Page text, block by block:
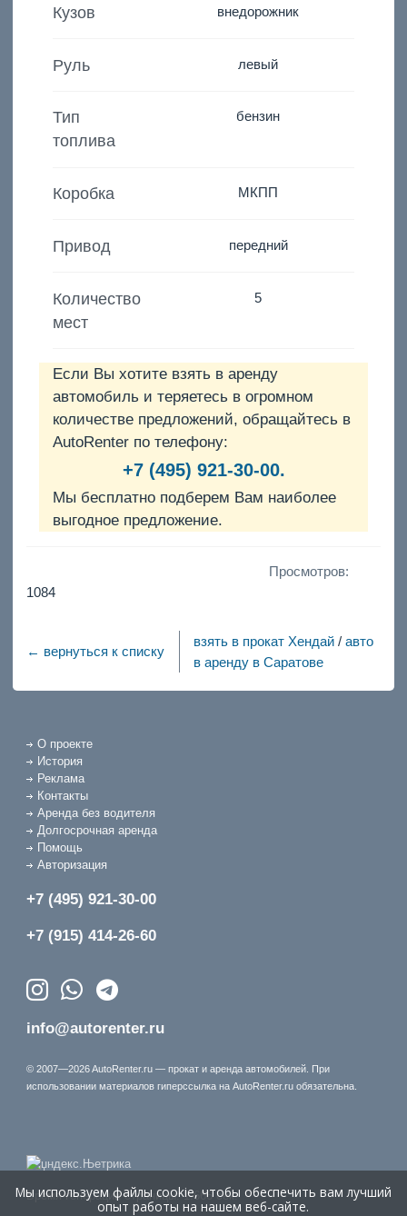
Кузов внедорожник
Руль левый
Тип
топлива
бензин
Коробка МКПП
Привод передний
Количество
мест
5
Если Вы хотите взять в аренду
автомобиль и теряетесь в огромном
количестве предложений, обращайтесь в
AutoRenter по телефону:
+7 (495) 921-30-00.
Мы бесплатно подберем Вам наиболее
выгодное предложение.
Просмотров:
1084
← вернуться к списку
взять в прокат Хендай /авто
в аренду в Саратове
О проекте
История
Реклама
Контакты
Аренда без водителя
Долгосрочная аренда
Помощь
Авторизация
+7 (495) 921-30-00
+7 (915) 414-26-60
info@autorenter.ru
© 2007—2026 AutoRenter.ru — прокат и аренда автомобилей. При
использовании материалов гиперссылка на AutoRenter.ru обязательна.
Время генерации страницы: 1.666 сек.
Мы используем файлы cookie, чтобы обеспечить вам лучший
опыт работы на нашем веб-сайте.